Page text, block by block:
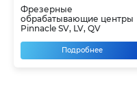
Фрезерные
обрабатывающие центры
Pinnacle SV, LV, QV
Подробнее